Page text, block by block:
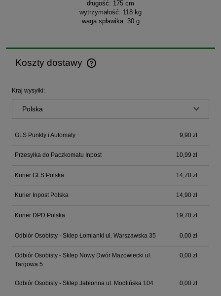
długość: 175 cm
wytrzymałość: 118 kg
waga spławika: 30 g
Koszty dostawy
Cena nie zawiera ewentualnych kosztów płatności
Kraj wysyłki:
GLS Punkty i Automaty 9,90 zł
Przesyłka do Paczkomatu Inpost 10,99 zł
Kurier GLS Polska 14,70 zł
Kurier Inpost Polska 14,90 zł
Kurier DPD Polska 19,70 zł
Odbiór Osobisty - Sklep Łomianki ul. Warszawska 35 0,00 zł
Odbiór Osobisty - Sklep Nowy Dwór Mazowiecki ul.
Targowa 5
0,00 zł
Odbiór Osobisty - Sklep Jabłonna ul. Modlińska 104 0,00 zł